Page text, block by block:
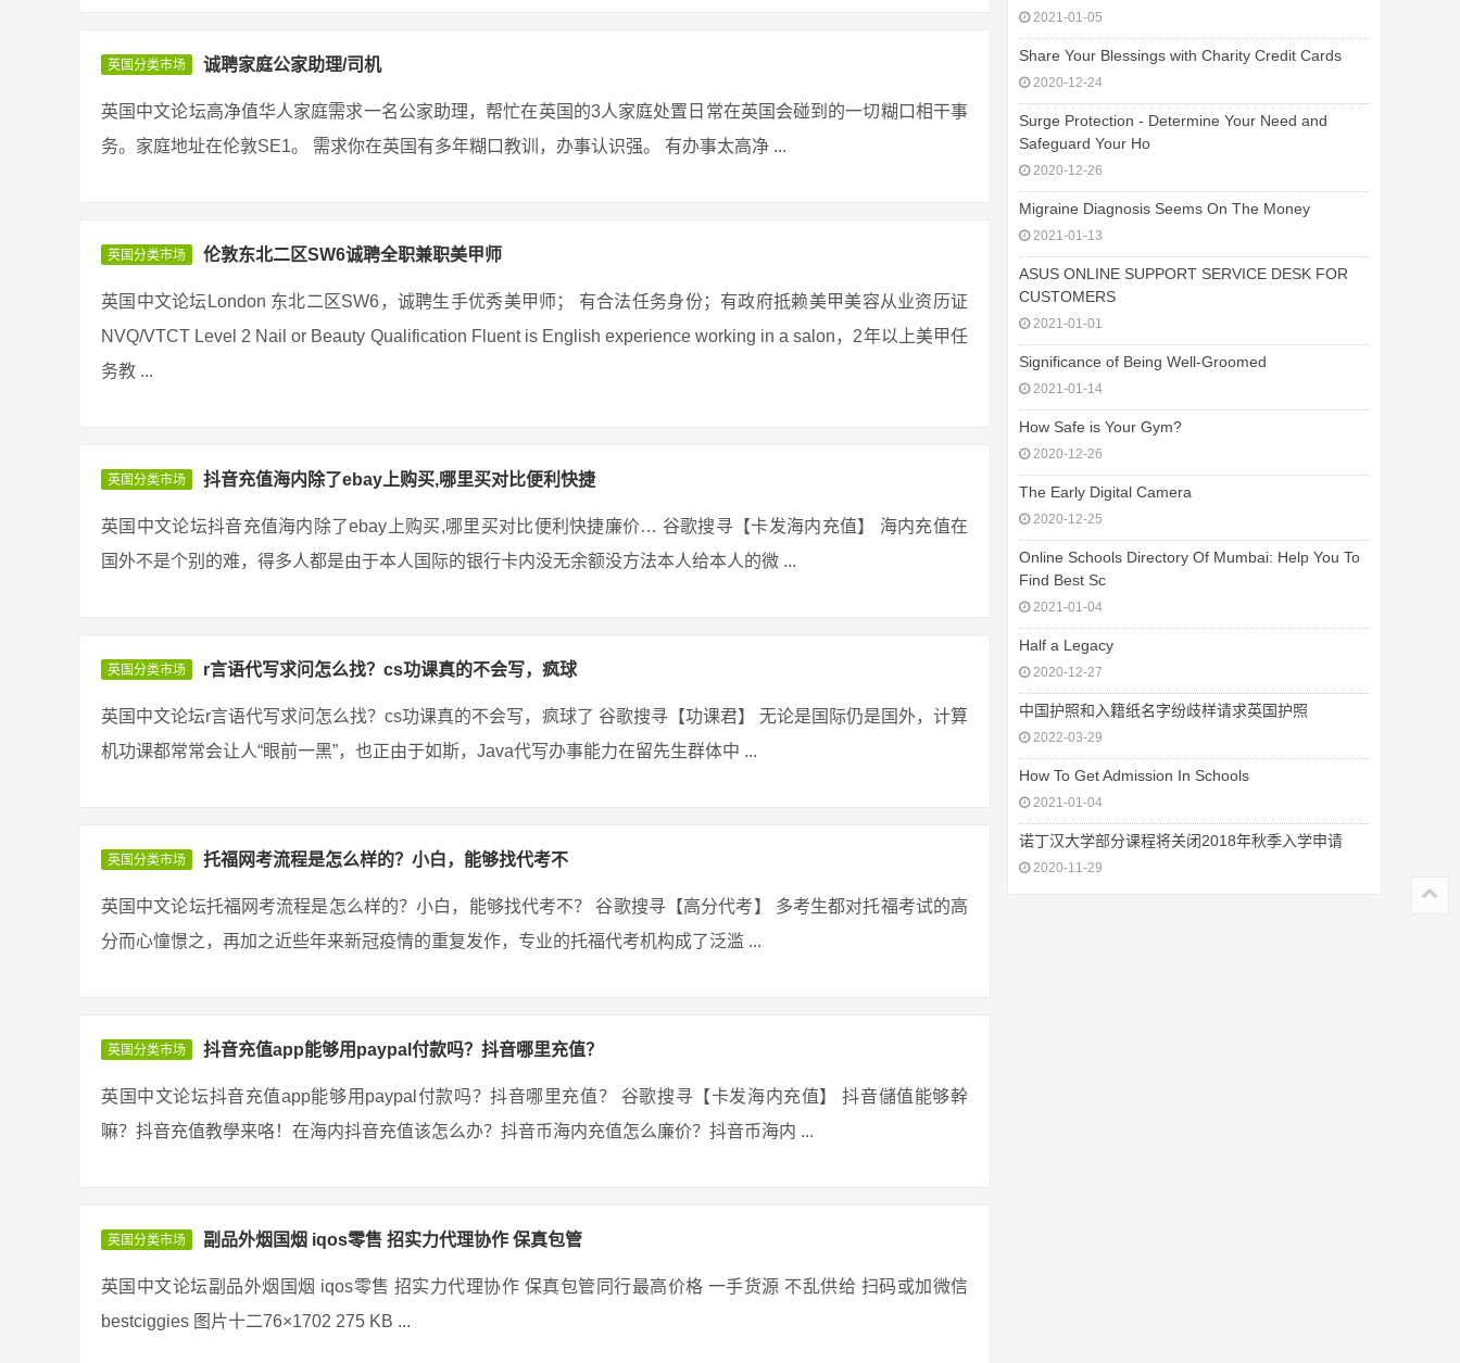
英国分类市场 诚聘家庭公家助理/司机
英国中文论坛高净值华人家庭需求一名公家助理，帮忙在英国的3人家庭处置日常在英国会碰到的一切糊口相干事
务。家庭地址在伦敦SE1。 需求你在英国有多年糊口教训，办事认识强。 有办事太高净 ...
英国分类市场 伦敦东北二区SW6诚聘全职兼职美甲师
英国中文论坛London 东北二区SW6，诚聘生手优秀美甲师； 有合法任务身份；有政府抵赖美甲美容从业资历证
NVQ/VTCT Level 2 Nail or Beauty Qualification Fluent is English experience working in a salon，2年以上美甲任
务教 ...
英国分类市场 抖音充值海内除了ebay上购买,哪里买对比便利快捷
英国中文论坛抖音充值海内除了ebay上购买,哪里买对比便利快捷廉价… 谷歌搜寻【卡发海内充值】 海内充值在
国外不是个别的难，得多人都是由于本人国际的银行卡内没无余额没方法本人给本人的微 ...
英国分类市场 r言语代写求问怎么找？cs功课真的不会写，疯球
英国中文论坛r言语代写求问怎么找？cs功课真的不会写，疯球了 谷歌搜寻【功课君】 无论是国际仍是国外，计算
机功课都常常会让人“眼前一黑”，也正由于如斯，Java代写办事能力在留先生群体中 ...
英国分类市场 托福网考流程是怎么样的？小白，能够找代考不
英国中文论坛托福网考流程是怎么样的？小白，能够找代考不？ 谷歌搜寻【高分代考】 多考生都对托福考试的高
分而心憧憬之，再加之近些年来新冠疫情的重复发作，专业的托福代考机构成了泛滥 ...
英国分类市场 抖音充值app能够用paypal付款吗？抖音哪里充值？
英国中文论坛抖音充值app能够用paypal付款吗？抖音哪里充值？ 谷歌搜寻【卡发海内充值】 抖音儲值能够幹
嘛？抖音充值教學来咯！在海内抖音充值该怎么办？抖音币海内充值怎么廉价？抖音币海内 ...
英国分类市场 副品外烟国烟 iqos零售 招实力代理协作 保真包管
英国中文论坛副品外烟国烟 iqos零售 招实力代理协作 保真包管同行最高价格 一手货源 不乱供给 扫码或加微信
bestciggies 图片十二76×1702 275 KB ...
2021-01-05
Share Your Blessings with Charity Credit Cards
2020-12-24
Surge Protection - Determine Your Need and
Safeguard Your Ho
2020-12-26
Migraine Diagnosis Seems On The Money
2021-01-13
ASUS ONLINE SUPPORT SERVICE DESK FOR
CUSTOMERS
2021-01-01
Significance of Being Well-Groomed
2021-01-14
How Safe is Your Gym?
2020-12-26
The Early Digital Camera
2020-12-25
Online Schools Directory Of Mumbai: Help You To
Find Best Sc
2021-01-04
Half a Legacy
2020-12-27
中国护照和入籍纸名字纷歧样请求英国护照
2022-03-29
How To Get Admission In Schools
2021-01-04
诺丁汉大学部分课程将关闭2018年秋季入学申请
2020-11-29